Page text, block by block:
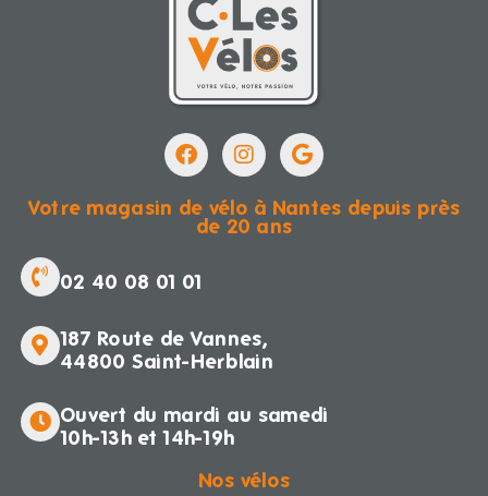
Votre magasin de vélo à Nantes depuis près
de 20 ans
02 40 08 01 01
187 Route de Vannes,
44800 Saint-Herblain
Ouvert du mardi au samedi
10h-13h et 14h-19h
Nos vélos